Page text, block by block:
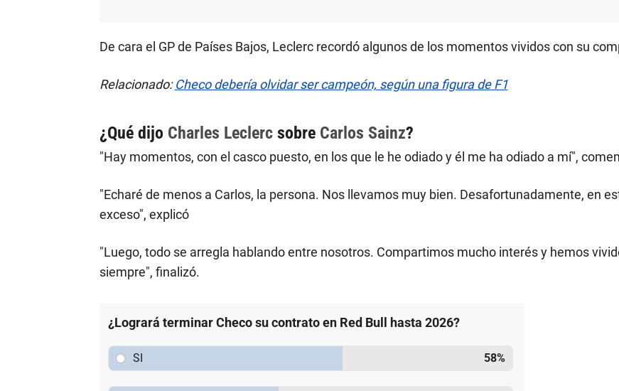
De cara el GP de Países Bajos, Leclerc recordó algunos de los momentos vividos con su
Relacionado:Checo debería olvidar ser campeón, según una figura de F1
¿Qué dijo Charles Leclercsobre Carlos Sainz?
"Hay momentos, con el casco puesto, en los que le he odiado y él me ha odiado a mí",
"Echaré de menos a Carlos, la persona. Nos llevamos muy bien. Desafortunadamente, en
exceso", explicó
"Luego, todo se arregla hablando entre nosotros. Compartimos mucho interés y hemos
siempre", finalizó.
¿Logrará terminar Checo su contrato en Red Bull hasta 2026?
SI 58%